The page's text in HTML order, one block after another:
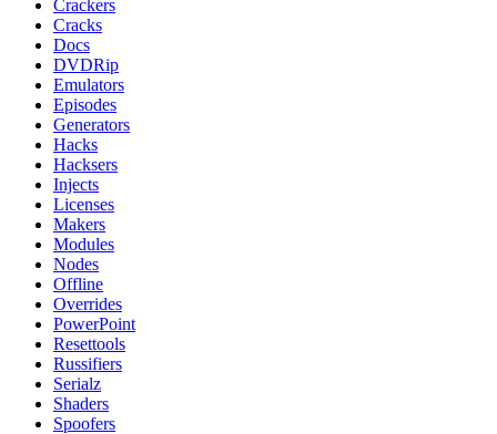
Crackers
Cracks
Docs
DVDRip
Emulators
Episodes
Generators
Hacks
Hacksers
Injects
Licenses
Makers
Modules
Nodes
Offline
Overrides
PowerPoint
Resettools
Russifiers
Serialz
Shaders
Spoofers